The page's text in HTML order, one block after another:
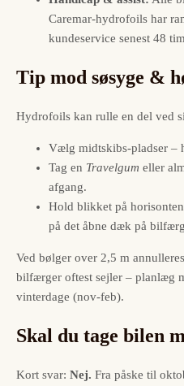
Caremar-hydrofoils har
kundeservice senest 48
Tip mod søsyge &
Hydrofoils kan rulle en del ved
Vælg midtskibs-pladser –
Tag en Travelgum eller
afgang.
Hold blikket på
på det åbne dæk på
Ved bølger over 2,5 m
bilfærger oftest sejler – planlæg
vinterdage (nov-feb).
Skal du tage bilen
Kort svar: Nej. Fra påske til